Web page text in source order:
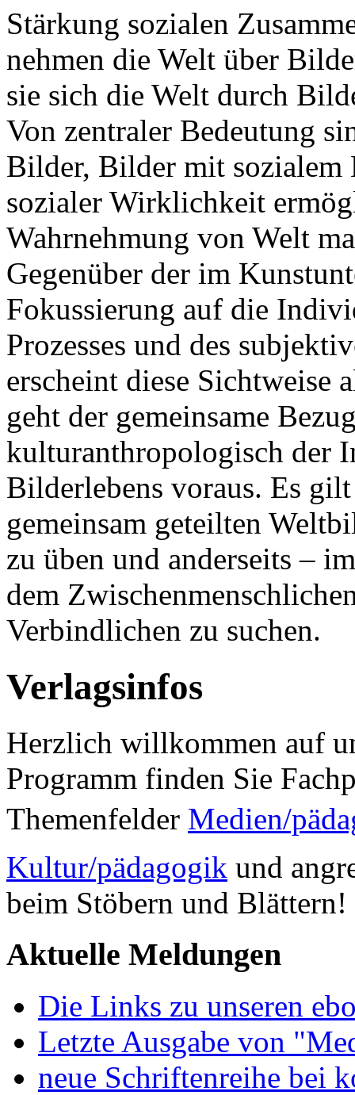
Stärkung sozialen
nehmen die Welt über
sie sich die Welt durch
Von zentraler Bedeutung
Bilder, Bilder mit sozialem
sozialer Wirklichkeit
Wahrnehmung von Welt
Gegenüber der im
Fokussierung auf die
Prozesses und des
erscheint diese Sichtweise
geht der gemeinsame
kulturanthropologisch der
Bilderlebens voraus. Es
gemeinsam geteilten
zu üben und anderseits –
dem
Verbindlichen zu suchen.
Verlagsinfos
Herzlich willkommen auf
Programm finden Sie
Themenfelder Medien/
Kultur/pädagogik und
beim Stöbern und Blättern!
Aktuelle Meldungen
Die Links zu unseren
Letzte Ausgabe von
neue Schriftenreihe bei